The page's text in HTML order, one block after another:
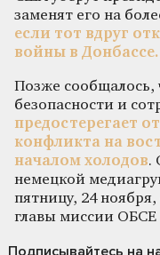
заменят его на
если тот вдруг
войны в Донбассе.
Позже сообщалось,
безопасности и
предостерегает
конфликта на
началом холодов.
немецкой
пятницу, 24
главы миссии ОБСЕ
Подписывайтесь на